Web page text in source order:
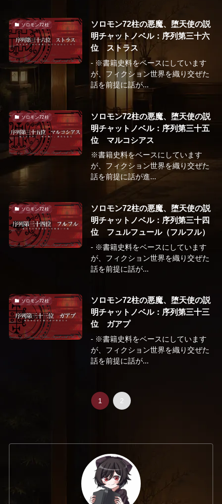
ソロモン72柱
ソロモン72柱の悪魔、堕天使の説
明チャットノベル：序列第三十六
位 ストラス
- ※書籍史料をベースにしています
が、フィクション世界を織り交ぜた
話を前提に話が...
ソロモン72柱
ソロモン72柱の悪魔、堕天使の説
明チャットノベル：序列第三十五
位 マルコシアス
※書籍史料をベースにしています
が、フィクション世界を織り交ぜた
話を前提に話が進...
ソロモン72柱
ソロモン72柱の悪魔、堕天使の説
明チャットノベル：序列第三十四
位 フュルフュール（フルフル）
- ※書籍史料をベースにしています
が、フィクション世界を織り交ぜた
話を前提に話が...
ソロモン72柱
ソロモン72柱の悪魔、堕天使の説
明チャットノベル：序列第三十三
位 ガアプ
- ※書籍史料をベースにしています
が、フィクション世界を織り交ぜた
話を前提に話が...
1 2